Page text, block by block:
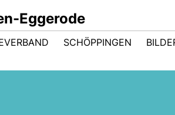
Eggerode
SCHÖPPINGEN